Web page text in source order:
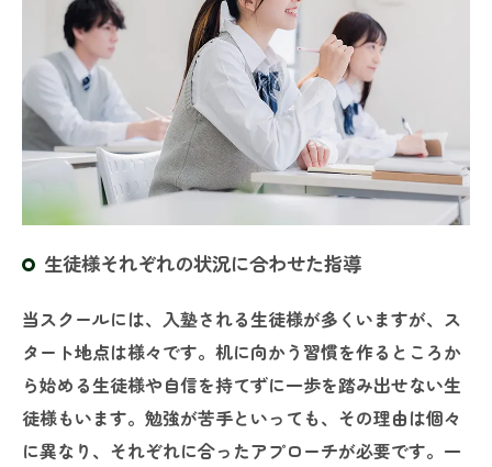
生徒様それぞれの状況に合わせた指導
当スクールには、入塾される生徒様が多くいますが、ス
タート地点は様々です。机に向かう習慣を作るところか
ら始める生徒様や自信を持てずに一歩を踏み出せない生
徒様もいます。勉強が苦手といっても、その理由は個々
に異なり、それぞれに合ったアプローチが必要です。一